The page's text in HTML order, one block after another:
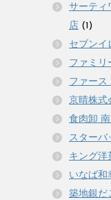
サーティ
店 (1)
セブンイ
ファミリ
ファース
京晴株式
食肉卸
スターバ
キング洋
いなば和
築地銀だ